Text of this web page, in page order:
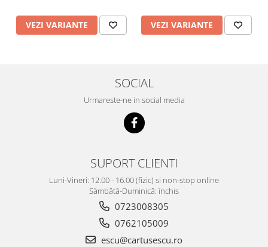
VEZI VARIANTE VEZI VARIANTE
SOCIAL
Urmareste-ne in social media
SUPORT CLIENTI
Luni-Vineri: 12.00 - 16.00 (fizic) si non-stop online
Sâmbătă-Duminică: închis
0723008305
0762105009
escu@cartusescu.ro